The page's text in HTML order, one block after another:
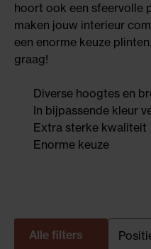
hoort ook een sfeervolle
maken jouw interieur
een enorme keuze
graag!
Diverse hoogtes en
In bijpassende kleur
Extra sterke kwaliteit
Enorme keuze
Alle filters